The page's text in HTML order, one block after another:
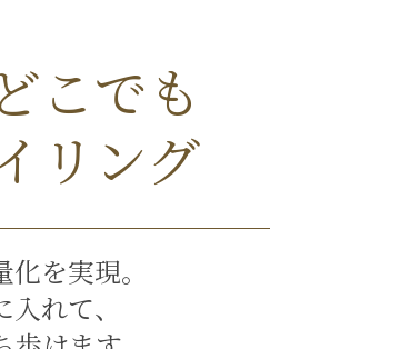
こでも
リング
を実現。
れて、